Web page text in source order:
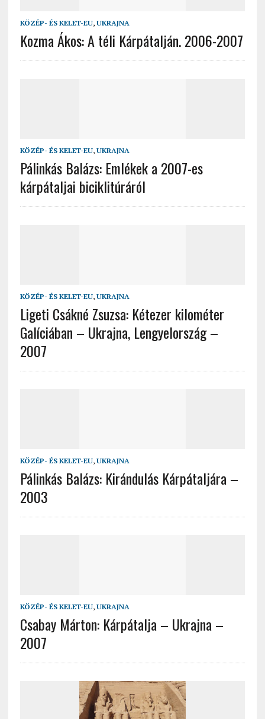
KÖZÉP- ÉS KELET-EU, UKRAJNA
Kozma Ákos: A téli Kárpátalján. 2006-2007
KÖZÉP- ÉS KELET-EU, UKRAJNA
Pálinkás Balázs: Emlékek a 2007-es
kárpátaljai biciklitúráról
KÖZÉP- ÉS KELET-EU, UKRAJNA
Ligeti Csákné Zsuzsa: Kétezer kilométer
Galíciában – Ukrajna, Lengyelország –
2007
KÖZÉP- ÉS KELET-EU, UKRAJNA
Pálinkás Balázs: Kirándulás Kárpátaljára –
2003
KÖZÉP- ÉS KELET-EU, UKRAJNA
Csabay Márton: Kárpátalja – Ukrajna –
2007